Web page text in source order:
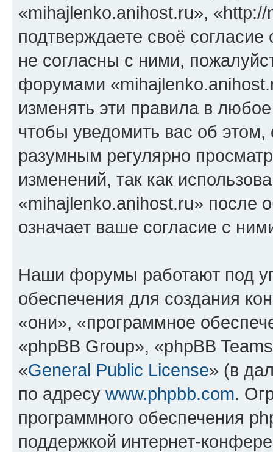
«mihajlenko.anihost.ru»,
подтверждаете своё
не согласны с ними,
форумами
изменять эти правила в
чтобы уведомить вас об
разумным регулярно
изменений, так как
«mihajlenko.anihost.ru» после
означает ваше согласие с
Наши форумы работают под
обеспечения для создания
«они», «программное
«phpBB Group», «phpBB
«General Public License» (в
по адресу www.phpbb.com.
программного обеспечения
поддержкой интернет-